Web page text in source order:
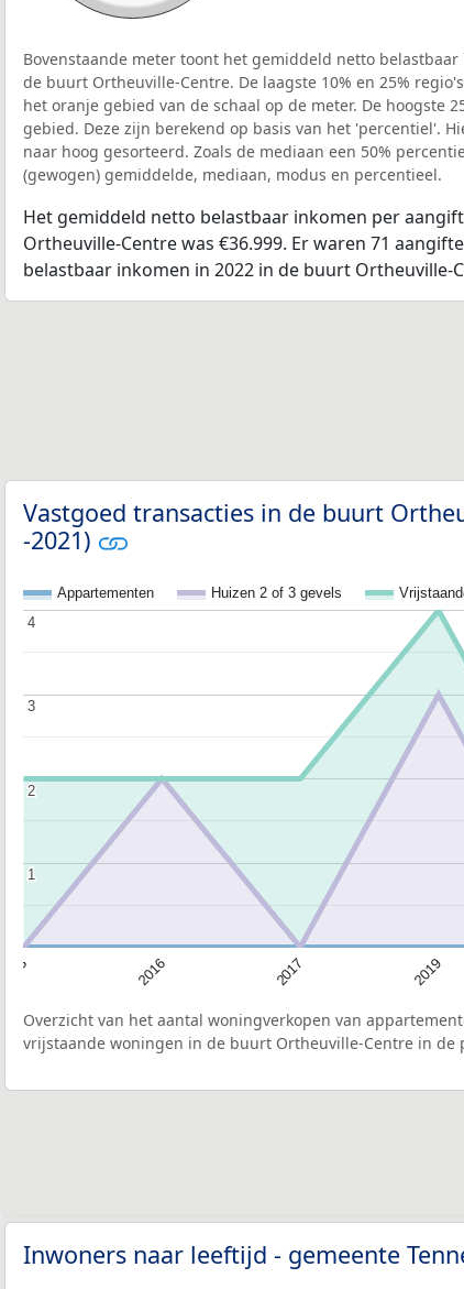
Bovenstaande meter toont het gemiddeld netto
de buurt Ortheuville-Centre. De laagste 10% en 25%
het oranje gebied van de schaal op de meter. De hoogste
gebied. Deze zijn berekend op basis van het 'percentiel'.
naar hoog gesorteerd. Zoals de mediaan een 50%
(gewogen) gemiddelde, mediaan, modus en percentieel.
Het gemiddeld netto belastbaar inkomen per
Ortheuville-Centre was €36.999. Er waren 71
belastbaar inkomen in 2022 in de buurt Ortheuville-
Vastgoed transacties in de buurt
-2021)
Appartementen Huizen 2 of 3 gevels
2016 2017 2019
1
1
2
2
3
3
4
4
Overzicht van het aantal woningverkopen van
vrijstaande woningen in de buurt Ortheuville-Centre in de
Inwoners naar leeftijd - gemeente